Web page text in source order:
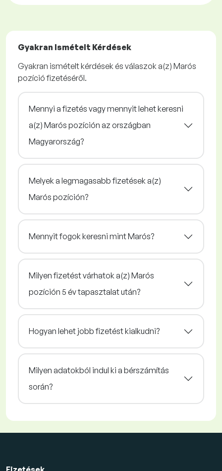
Gyakran Ismételt Kérdések
Gyakran ismételt kérdések és válaszok a(z) Marós
pozíció fizetéséről.
Mennyi a fizetés vagy mennyit lehet keresni
a(z) Marós pozíción az országban
Magyarország?
Melyek a legmagasabb fizetések a(z)
Marós pozíción?
Mennyit fogok keresni mint Marós?
Milyen fizetést várhatok a(z) Marós
pozíción 5 év tapasztalat után?
Hogyan lehet jobb fizetést kialkudni?
Milyen adatokból indul ki a bérszámítás
során?